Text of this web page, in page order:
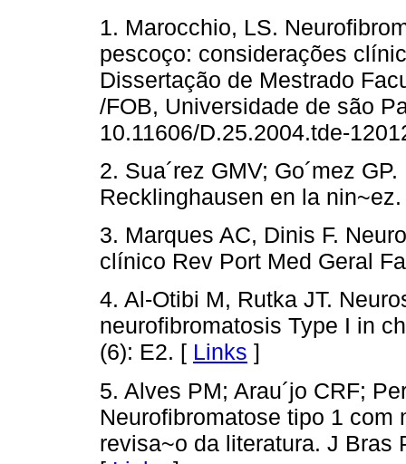
1. Marocchio, LS.
pescoço: considerações
Dissertação de Mestrado
/FOB, Universidade de são
10.11606/D.25.2004.tde-
2. Sua´rez GMV; Go´mez
Recklinghausen en la
3. Marques AC, Dinis F.
clínico Rev Port Med Geral
4. Al-Otibi M, Rutka JT.
neurofibromatosis Type I in
(6): E2. [ Links ]
5. Alves PM; Arau´jo CRF;
Neurofibromatose tipo 1
revisa~o da literatura. J Bras